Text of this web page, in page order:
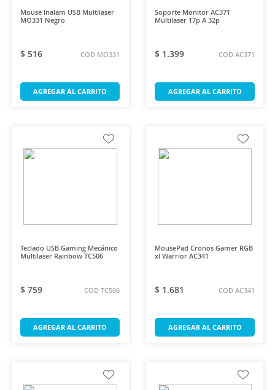
Destructoras
Giga Security
Keep
Mouse Inalam USB Multilaser
MO331 Negro
$ 516 COD MO331
AGREGAR AL CARRITO
Soporte Monitor AC371
Multilaser 17p A 32p
$ 1.399 COD AC371
AGREGAR AL CARRITO
Teclado USB Gaming Mecánico
Multilaser Rainbow TC506
$ 759 COD TC506
AGREGAR AL CARRITO
MousePad Cronos Gamer RGB
xl Warrior AC341
$ 1.681 COD AC341
AGREGAR AL CARRITO